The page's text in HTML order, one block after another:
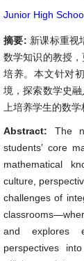
Junior High
摘要: 新课标重视
数学知识的教授
培养。本文针对
境，探索数学史
上培养学生的数
Abstract: The
students’ core
mathematical
culture,
challenges of
and explores
perspectives